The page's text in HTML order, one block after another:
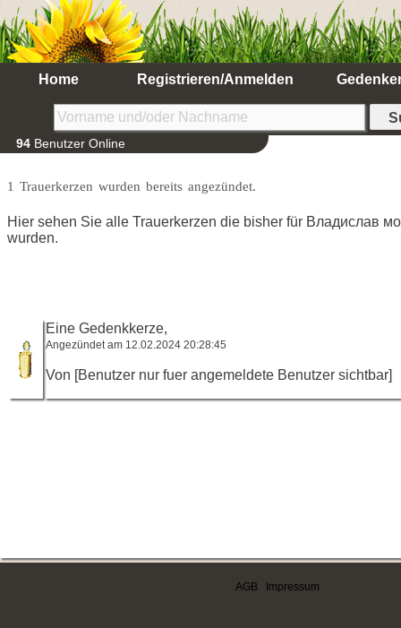
Home Registrieren/Anmelden
94 Benutzer Online
1 Trauerkerzen wurden bereits angezündet.
Hier sehen Sie alle Trauerkerzen die bisher für Владислав
wurden.
Eine Gedenkkerze,
Angezündet am 12.02.2024 20:28:45
Von [Benutzer nur fuer angemeldete Benutzer sichtbar]
AGB Impressum